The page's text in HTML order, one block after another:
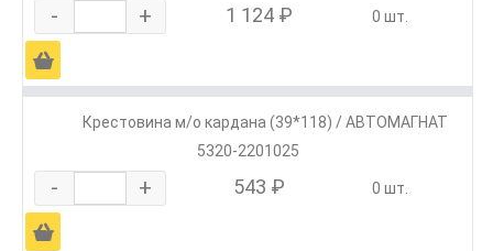
- + 1 124 ₽ 0 шт.
Ä
Крестовина м/о кардана (39*118) / АВТОМАГНАТ
5320-2201025
- + 543 ₽ 0 шт.
Ä